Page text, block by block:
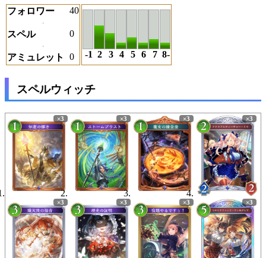
フォロワー 40
スペル 0
アミュレット 0 -1 2 3 4 5 6 7 8-
スペルウィッチ